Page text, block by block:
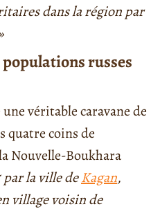
dans la région par
populations russes
véritable caravane de
quatre coins de
Nouvelle-Boukhara
par la ville deKagan,
village voisin de